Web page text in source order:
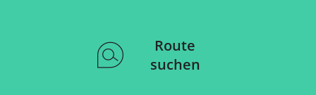
Route
suchen